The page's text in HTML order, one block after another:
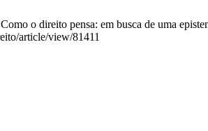
o direito pensa: em busca de uma
article/view/81411